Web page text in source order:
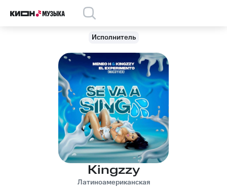
Исполнитель
Kingzzy
Латиноамериканская